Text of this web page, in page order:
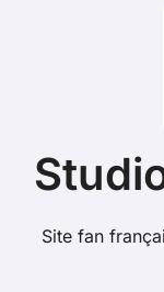
Site fan